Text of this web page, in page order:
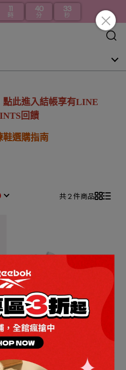
11
時
40
分
33
秒
此進入結帳享有LINE
回饋
選購指南
共 2 件商品
全館滿2000折$200 / 全館
滿4000折$350
LIFTER PR III 訓練鞋_男
NT$2,576
加入購物車